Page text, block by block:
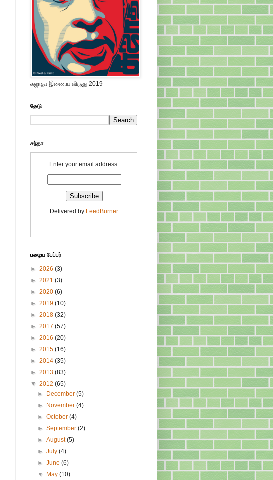
சுஜாதா இணைய விருது 2019
தேடு
சந்தா
Enter your email address:
Delivered by FeedBurner
பழைய பேப்பர்
► 2026 (3)
► 2021 (3)
► 2020 (6)
► 2019 (10)
► 2018 (32)
► 2017 (57)
► 2016 (20)
► 2015 (16)
► 2014 (35)
► 2013 (83)
▼ 2012 (65)
►
December(5)
►
November(4)
►October(4)
►September(2)
►August(5)
►July(4)
►June(6)
▼
May(10)